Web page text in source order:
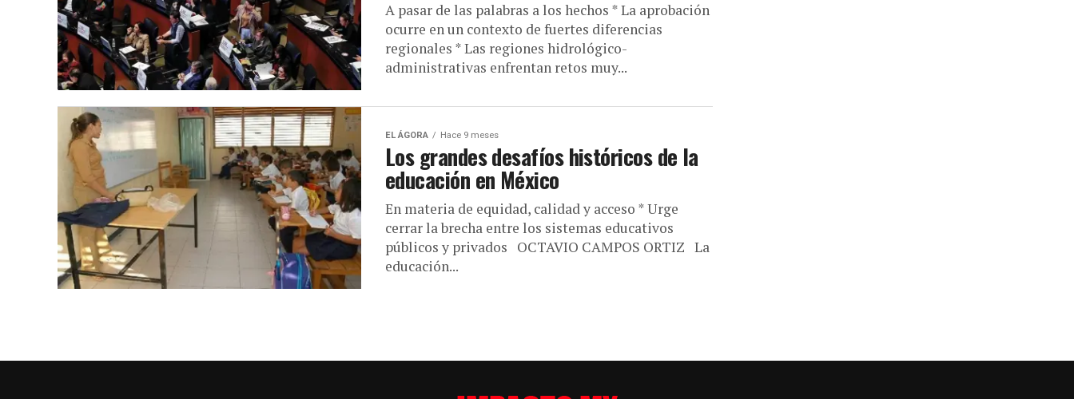
A pasar de las palabras a los hechos * La aprobación
ocurre en un contexto de fuertes diferencias
regionales * Las regiones hidrológico-
administrativas enfrentan retos muy...
EL ÁGORA Hace 9 meses
Los grandes desafíos históricos de la
educación en México
En materia de equidad, calidad y acceso * Urge
cerrar la brecha entre los sistemas educativos
públicos y privados OCTAVIO CAMPOS ORTIZ La
educación...